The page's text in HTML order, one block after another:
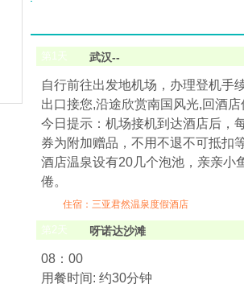
第1天 武汉--
自行前往出发地机场，办理登机手
出口接您,沿途欣赏南国风光,回酒店
今日提示：机场接机到达酒店后，
券为附加赠品，不用不退不可抵扣
酒店温泉设有20几个泡池，亲亲小
倦。
住宿：三亚君然温泉度假酒店
第2天 呀诺达沙滩
08：00
用餐时间: 约30分钟